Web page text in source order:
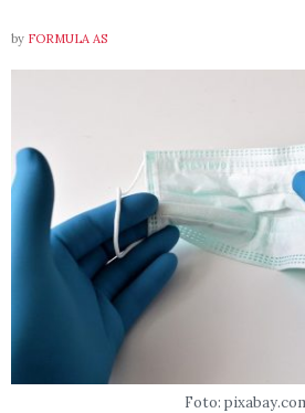
by FORMULA AS
Foto: